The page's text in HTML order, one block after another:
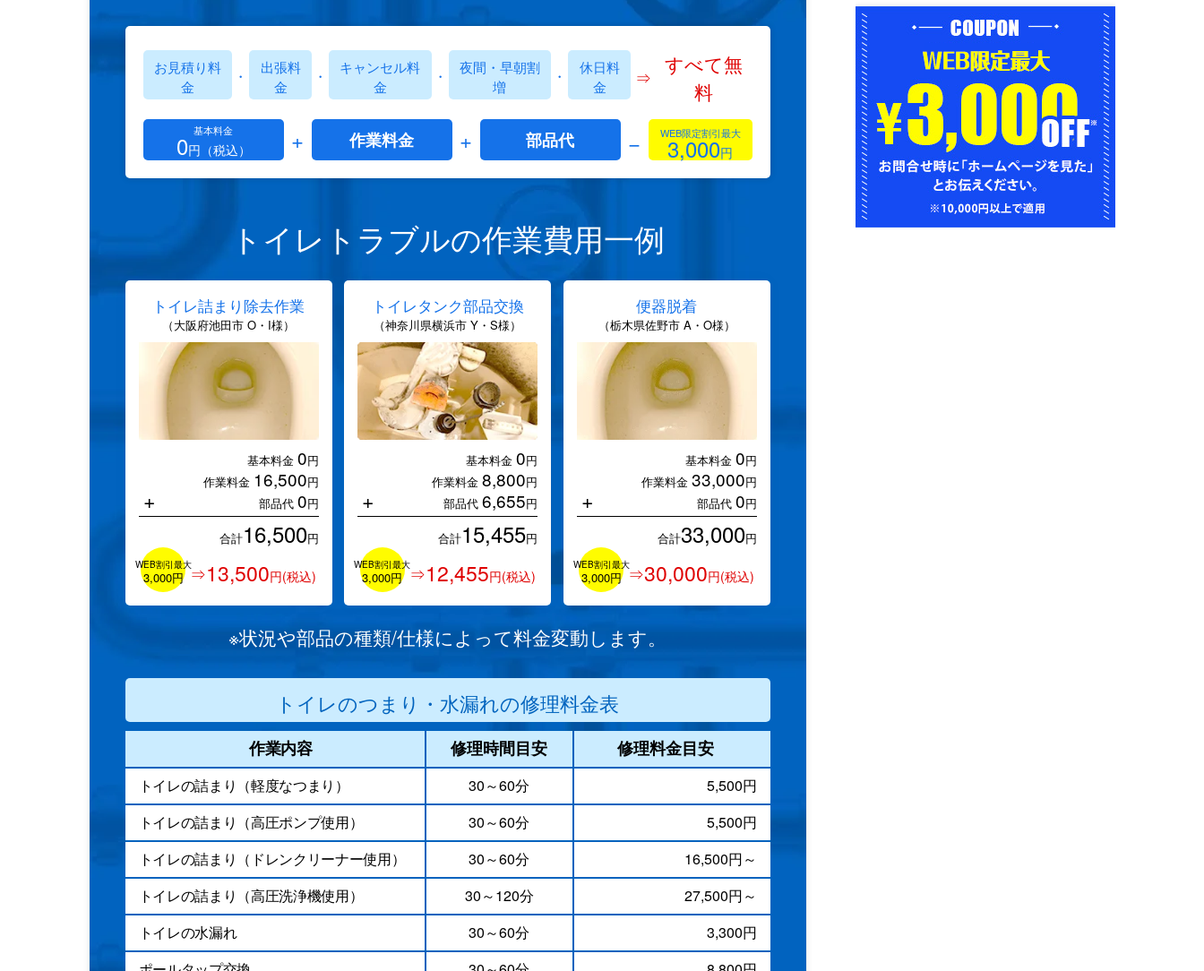
お見積り料
金
・
出張料
金
・
キャンセル料
金
・
夜間・早朝割
増
・
休日料
金
⇒
すべて無
料
基本料金
0円（税込） + 作業料金 + 部品代 − WEB限定割引最大
3,000円
トイレトラブルの作業費用一例
トイレ詰まり除去作業
（大阪府池田市 O・I様）
基本料金 0円
作業料金 16,500円
部品代 0円
+
合計16,500円
WEB割引最大
3,000円 ⇒13,500円(税込)
トイレタンク部品交換
（神奈川県横浜市 Y・S様）
基本料金 0円
作業料金 8,800円
部品代 6,655円
+
合計15,455円
WEB割引最大
3,000円 ⇒12,455円(税込)
便器脱着
（栃木県佐野市 A・O様）
基本料金 0円
作業料金 33,000円
部品代 0円
+
合計33,000円
WEB割引最大
3,000円 ⇒30,000円(税込)
※状況や部品の種類/仕様によって料金変動します。
トイレのつまり・水漏れの修理料金表
作業内容 修理時間目安 修理料金目安
トイレの詰まり（軽度なつまり） 30～60分
5,500円
トイレの詰まり（高圧ポンプ使用）
30～60分
5,500円
トイレの詰まり（ドレンクリーナー使用）
30～60分
16,500円～
トイレの詰まり（高圧洗浄機使用）
30～120分
27,500円～
トイレの水漏れ
30～60分
3,300円